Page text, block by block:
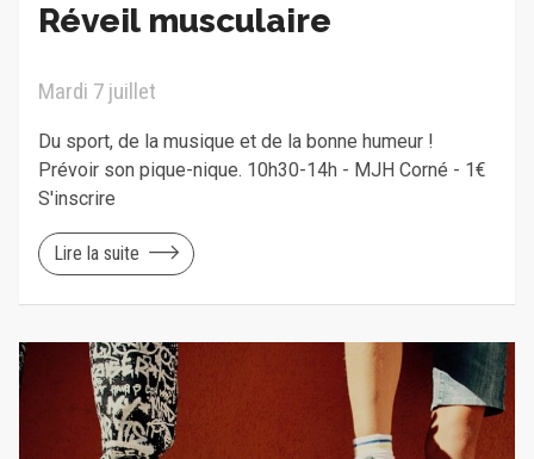
Réveil musculaire
Mardi 7 juillet
Du sport, de la musique et de la bonne humeur !
Prévoir son pique-nique. 10h30-14h - MJH Corné - 1€
S'inscrire
Lire la suite